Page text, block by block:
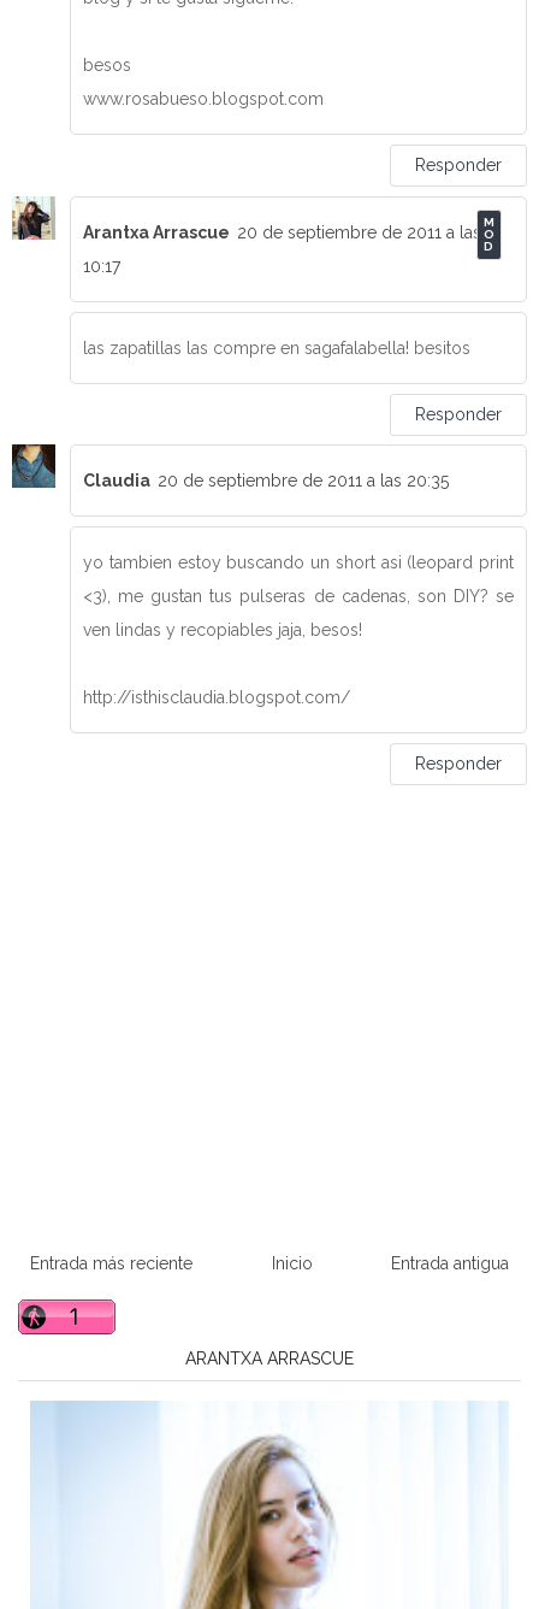
besos
www.rosabueso.blogspot.com
Responder
Arantxa Arrascue 20 de septiembre de 2011 a las
10:17
las zapatillas las compre en sagafalabella! besitos
Responder
Claudia 20 de septiembre de 2011 a las 20:35
yo tambien estoy buscando un short asi (leopard print
<3), me gustan tus pulseras de cadenas, son DIY? se
ven lindas y recopiables jaja, besos!
http://isthisclaudia.blogspot.com/
Responder
Entrada más reciente Entrada antigua
Inicio
ARANTXA ARRASCUE